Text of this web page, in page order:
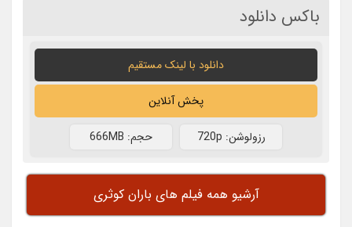
باکس دانلود
دانلود با لينک مستقيم
پخش آنلاین
رزولوشن: 720p حجم: 666MB
آرشیو همه فیلم های باران کوثری